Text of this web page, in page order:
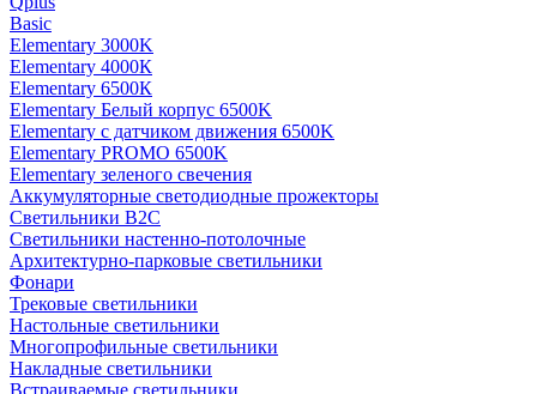
Basic
Elementary 3000K
Elementary 4000К
Elementary 6500К
Elementary Белый корпус 6500K
Elementary с датчиком движения 6500K
Elementary PROMO 6500K
Elementary зеленого свечения
Аккумуляторные светодиодные прожекторы
Светильники B2C
Светильники настенно-потолочные
Архитектурно-парковые светильники
Фонари
Трековые светильники
Настольные светильники
Многопрофильные светильники
Накладные светильники
Встраиваемые светильники